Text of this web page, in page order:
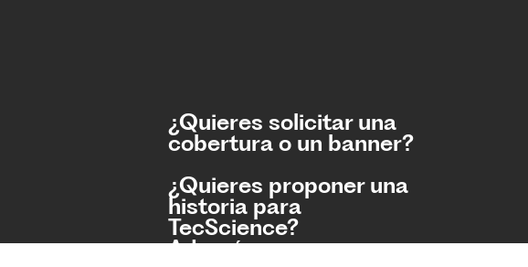
¿Quieres solicitar una
cobertura o un banner?
¿Quieres proponer una
historia para
TecScience?
Además